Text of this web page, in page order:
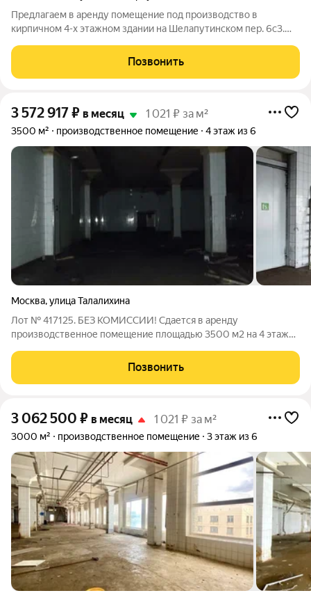
Предлагаем в аренду помещение под производство в
кирпичном 4-х этажном здании на Шелапутинском пер. 6с3.
Этаж 3. Комфортное солнечное помещение Потолок 3 метра.
Мощность: 690 кВт Огороженная
Позвонить
3 572 917₽ в месяц 1 021 ₽ за м²
3500 м² производственное помещение 4 этаж из 6
Москва,улица Талалихина
Лот № 417125. БЕЗ КОМИССИИ! Сдается в аренду
производственное помещение площадью 3500 м2 на 4 этаже
расположенном в 4 минутах пешком от метро Волгоградский
проспект. Планировка: смешанная. Состояние
Позвонить
3 062 500 ₽ в месяц 1 021 ₽ за м²
3000 м² производственное помещение 3 этаж из 6